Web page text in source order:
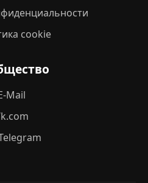
cookie
Mail